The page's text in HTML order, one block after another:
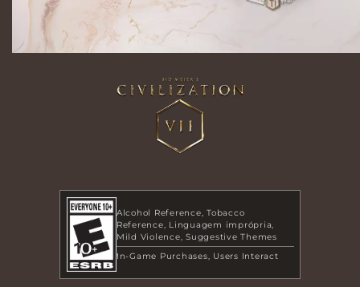
Alcohol Reference Tobacco
Reference
Linguagem imprópria
Mild Violence Suggestive Themes
In-Game Purchases
Users Interact